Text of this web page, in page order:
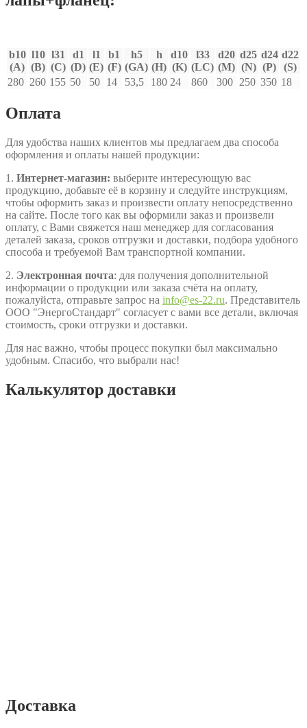
b10
(A)
l10
(B)
l31
(C)
d1
(D)
l1
(E)
b1
(F)
h5
(GA)
h
(H)
d10
(K)
l33
(LC)
d20
(M)
d25
(N)
d24
(P)
d22
(S)
280 260 155 50 50 14 53,5 180 24 860 300 250 350 18
Оплата
Для удобства наших клиентов мы предлагаем два способа
оформления и оплаты нашей продукции:
1. Интернет-магазин: выберите интересующую вас
продукцию, добавьте её в корзину и следуйте инструкциям,
чтобы оформить заказ и произвести оплату непосредственно
на сайте. После того как вы оформили заказ и произвели
оплату, с Вами свяжется наш менеджер для согласования
деталей заказа, сроков отгрузки и доставки, подбора удобного
способа и требуемой Вам транспортной компании.
2. Электронная почта: для получения дополнительной
информации о продукции или заказа счёта на оплату,
пожалуйста, отправьте запрос на info@es-22.ru. Представитель
ООО "ЭнергоСтандарт" согласует с вами все детали, включая
стоимость, сроки отгрузки и доставки.
Для нас важно, чтобы процесс покупки был максимально
удобным. Спасибо, что выбрали нас!
Калькулятор доставки
Доставка